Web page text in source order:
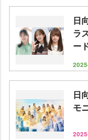
日
ラ
ー
日
モ